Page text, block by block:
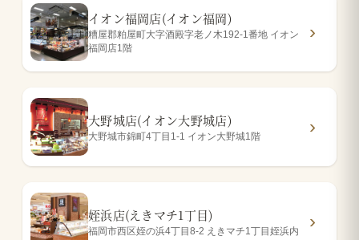
イオン福岡店(イオン福岡)
糟屋郡粕屋町大字酒殿字老ノ木192-1番地 イオン
福岡店1階
大野城店(イオン大野城店)
大野城市錦町4丁目1-1 イオン大野城1階
姪浜店(えきマチ1丁目)
福岡市西区姪の浜4丁目8-2 えきマチ1丁目姪浜内